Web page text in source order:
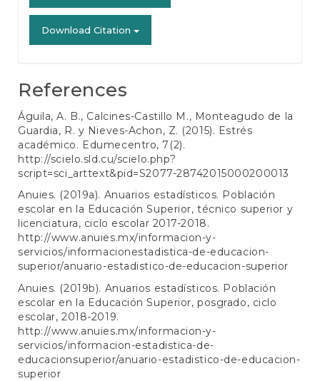
Download Citation
References
Águila, A. B., Calcines-Castillo M., Monteagudo de la
Guardia, R. y Nieves-Achon, Z. (2015). Estrés
académico. Edumecentro, 7(2).
http://scielo.sld.cu/scielo.php?
script=sci_arttext&pid=S2077-28742015000200013
Anuies. (2019a). Anuarios estadísticos. Población
escolar en la Educación Superior, técnico superior y
licenciatura, ciclo escolar 2017-2018.
http://www.anuies.mx/informacion-y-
servicios/informacionestadistica-de-educacion-
superior/anuario-estadistico-de-educacion-superior
Anuies. (2019b). Anuarios estadísticos. Población
escolar en la Educación Superior, posgrado, ciclo
escolar, 2018-2019.
http://www.anuies.mx/informacion-y-
servicios/informacion-estadistica-de-
educacionsuperior/anuario-estadistico-de-educacion-
superior